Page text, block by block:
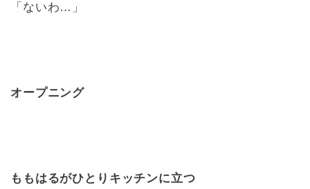
「ないわ…」
オープニング
ももはるがひとりキッチンに立つ